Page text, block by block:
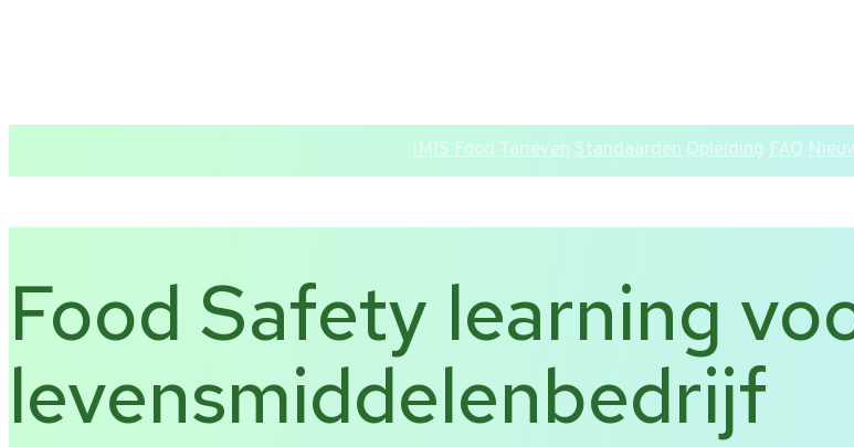
iMIS FoodTarievenStandaardenOpleiding FAQ
Food Safety learning
levensmiddelenbedrijf